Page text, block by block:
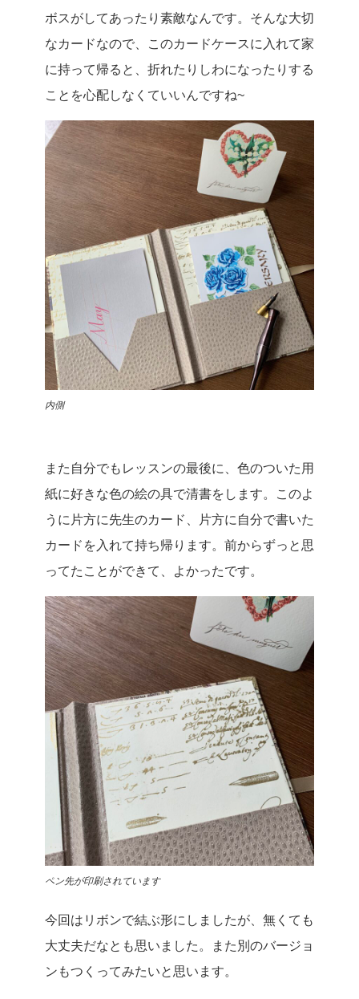
ボスがしてあったり素敵なんです。 そんな大切
なカードなので、このカードケースに入れて家
に持って帰ると、折れたりしわになったりする
ことを心配しなくていいんですね~
内側
また自分でもレッスンの最後に、色のついた用
紙に好きな色の絵の具で清書をします。
このよ
うに片方に先生のカード、片方に自分で書いた
カードを入れて持ち帰ります。 前からずっと思
ってたことができて、よかったです。
ペン先が印刷されています
今回はリボンで結ぶ形にしましたが、無くても
大丈夫だなとも思いました。
また別のバージョ
ンもつくってみたいと思います。